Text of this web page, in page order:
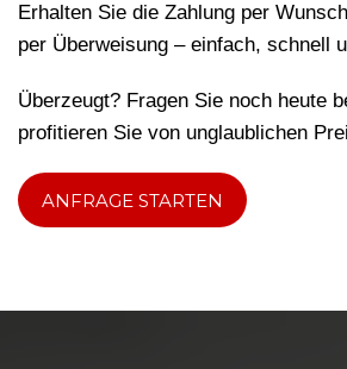
Erhalten Sie die Zahlung per
per Überweisung – einfach, schnell
Überzeugt? Fragen Sie noch heute
profitieren Sie von unglaublichen
ANFRAGE STARTEN